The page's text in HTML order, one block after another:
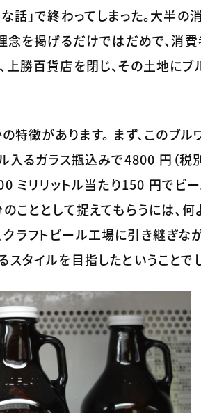
話」で終わってしまった。大半の
念を掲げるだけではだめで、消費
上勝百貨店を閉じ、その土地に
特徴があります。 まず、このブル
るガラス瓶込みで4800 円（税別
ミリリットル当たり150 円でビー
こととして捉えてもらうには、
ラフトビール工場に引き継ぎな
タイルを目指したということでし